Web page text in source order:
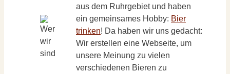
aus dem Ruhrgebiet und haben
ein gemeinsames Hobby: Bier
trinken! Da haben wir uns gedacht:
Wir erstellen eine Webseite, um
unsere Meinung zu vielen
verschiedenen Bieren zu